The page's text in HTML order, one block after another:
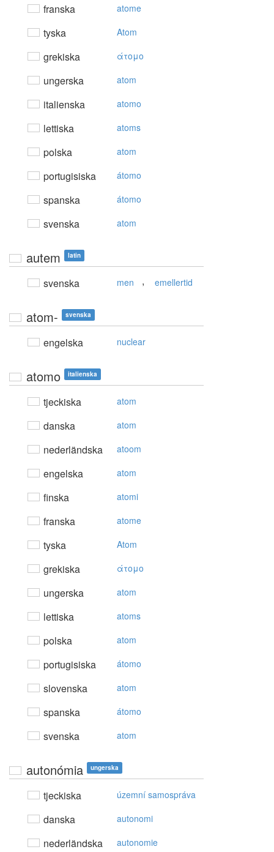
franska atome
tyska Atom
grekiska άτoμo
ungerska atom
italienska atomo
lettiska atoms
polska atom
portugisiska átomo
spanska átomo
svenska atom
autem latin
svenska men , emellertid
atom- svenska
engelska nuclear
atomo italienska
tjeckiska atom
danska atom
nederländska atoom
engelska atom
finska atomi
franska atome
tyska Atom
grekiska άτoμo
ungerska atom
lettiska atoms
polska atom
portugisiska átomo
slovenska atom
spanska átomo
svenska atom
autonómia ungerska
tjeckiska územní samospráva
danska autonomi
nederländska autonomie